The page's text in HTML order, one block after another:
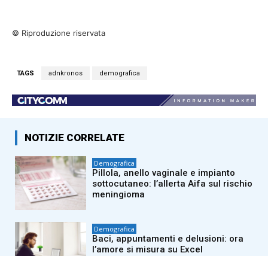
© Riproduzione riservata
TAGS adnkronos demografica
NOTIZIE CORRELATE
Demografica
Pillola, anello vaginale e impianto
sottocutaneo: l’allerta Aifa sul rischio
meningioma
Demografica
Baci, appuntamenti e delusioni: ora
l’amore si misura su Excel